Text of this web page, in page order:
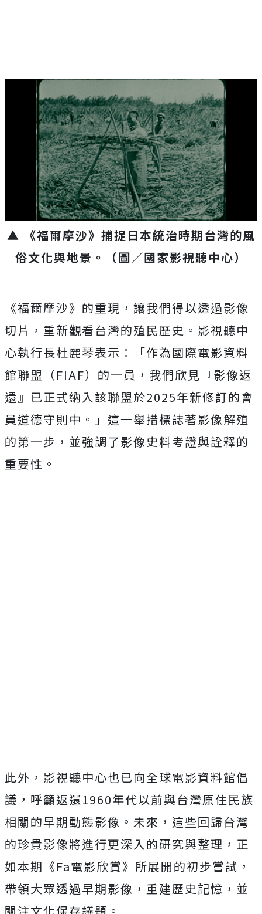
▲ 《福爾摩沙》捕捉日本統治時期台灣的風
俗文化與地景。
（圖／國家影視聽中心）
《福爾摩沙》的重現，讓我們得以透過影像
切片，重新觀看台灣的殖民歷史。影視聽中
心執行長杜麗琴表示：「作為國際電影資料
館聯盟（FIAF）的一員，我們欣見『影像返
還』已正式納入該聯盟於2025年新修訂的會
員道德守則中。」這一舉措標誌著影像解殖
的第一步，並強調了影像史料考證與詮釋的
重要性。
此外，影視聽中心也已向全球電影資料館倡
議，呼籲返還1960年代以前與台灣原住民族
相關的早期動態影像。未來，這些回歸台灣
的珍貴影像將進行更深入的研究與整理，正
如本期《Fa電影欣賞》所展開的初步嘗試，
帶領大眾透過早期影像，重建歷史記憶，並